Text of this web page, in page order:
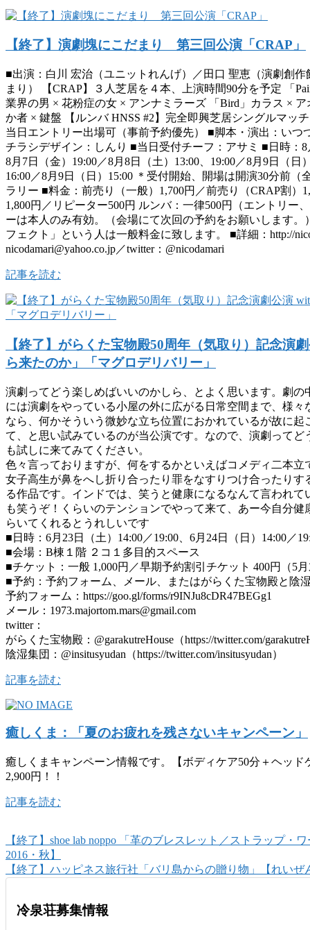
【終了】演劇塊にこだまり 第三回公演「CRAP」
■出演：白川 宏治（ユニットれんげ）／田口 聖恵（演劇創
まり） 【CRAP】３人芝居を４本、上演時間90分を予定 「
業界の男 × 花粉症の女 × アンナミラーズ 「Bird」カラス ×
か者 × 鍵盤 【ルンバ HNSS #2】完全即興芝居シングルマッ
当日エントリー出場可（事前予約優先） ■脚本・演出：いつ
チラシデザイン：しんり ■当日受付チーフ：アサミ ■日時：
8月7日（金）19:00／8月8日（土）13:00、19:00／8月9日（日
16:00／8月9日（日）15:00 ＊受付開始、開場は開演30分前
ラリー ■料金：前売り（一般）1,700円／前売り（CRAP割）
1,800円／リピーター500円 ルンバ：一律500円（エントリー
ーは本人のみ有効。（会場にて次回の予約をお願いします
フェクト」という人は一般料金に致します。 ■詳細：http://
nicodamari@yahoo.co.jp／twitter：@nicodamari
記事を読む
【終了】がらくた宝物殿50周年（気取り）記念演
ら来たのか」「マグロデリバリー」
演劇ってどう楽しめばいいのかしら、とよく思います。劇
には演劇をやっている小屋の外に広がる日常空間まで、様
なら、何かそういう微妙な立ち位置におかれているが故に
て、と思い試みているのが当公演です。なので、演劇って
も試しに来てみてください。
色々言っておりますが、何をするかといえばコメディ二本
女子高生が鼻をへし折り合ったり罪をなすりつけ合ったり
る作品です。インドでは、笑うと健康になるなんて言われ
も笑うぞ！くらいのテンションでやって来て、あー今自分
らいてくれるとうれしいです
■日時：6月23日（土）14:00／19:00、6月24日（日）14:00／
■会場：B棟１階 ２コ１多目的スペース
■チケット：一般 1,000円／早期予約割引チケット 400円（5
■予約：予約フォーム、メール、またはがらくた宝物殿と陰
予約フォーム：https://goo.gl/forms/r9INJu8cDR47BEGg1
メール：1973.majortom.mars@gmail.com
twitter：
がらくた宝物殿：@garakutreHouse（https://twitter.com/
陰湿集団：@insitusyudan（https://twitter.com/insitusyudan）
記事を読む
癒しくま：「夏のお疲れを残さないキャンペーン」
癒しくまキャンペーン情報です。【ボディケア50分＋ヘッド
2,900円！！
記事を読む
【終了】shoe lab noppo 「革のブレスレット／ストラップ・
2016・秋】
【終了】ハッピネス旅行社「バリ島からの贈り物」【れいぜ
冷泉荘募集情報